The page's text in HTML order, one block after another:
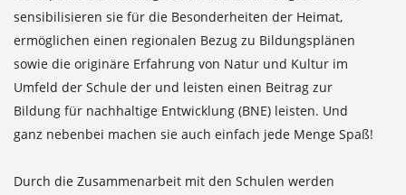
sensibilisieren sie für die Besonderheiten der Heimat,
ermöglichen einen regionalen Bezug zu Bildungsplänen
sowie die originäre Erfahrung von Natur und Kultur im
Umfeld der Schule der und leisten einen Beitrag zur
Bildung für nachhaltige Entwicklung (BNE) leisten. Und
ganz nebenbei machen sie auch einfach jede Menge Spaß!
Durch die Zusammenarbeit mit den Schulen werden